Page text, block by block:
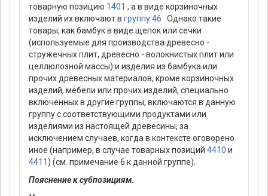
товарную позицию 1401 , а в виде корзиночных
изделий их включают в группу 46 . Однако такие
товары, как бамбук в виде щепок или сечки
(используемые для производства древесно -
стружечных плит, древесно - волокнистых плит или
целлюлозной массы) и изделия из бамбука или
прочих древесных материалов, кроме корзиночных
изделий, мебели или прочих изделий, специально
включенных в другие группы, включаются в данную
группу с соответствующими продуктами или
изделиями из настоящей древесины, за
исключением случаев, когда в контексте оговорено
иное (например, в случае товарных позиций 4410 и
4411) (см. примечание 6 к данной группе).
Пояснение к субпозициям.